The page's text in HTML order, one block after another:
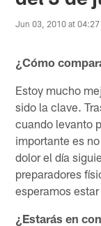
Jun 03, 2010 at 04:27
¿Cómo
Estoy mucho
sido la clave.
cuando levanto
importante es
dolor el día
preparadores
esperamos
¿Estarás en